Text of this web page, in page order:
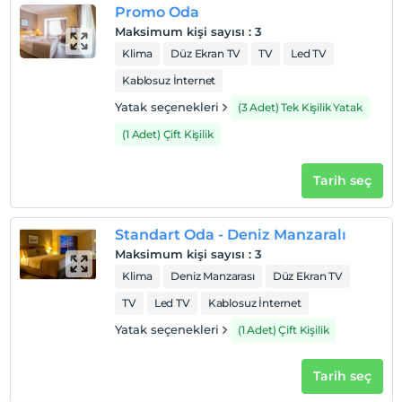
Haritada Göster
Check/out
En geç saat 12:00 ve öncesi
Evcil Hayvan
Evcil hayvan kabul edilmemektedir.
Odalarda sigara içilmez
Her bir oda için 11 yaşına kadar 1 çocuk ücretsizdir
Promo Oda
Maksimum kişi sayısı : 3
Klima Düz Ekran TV TV
Led TV
Kablosuz İnternet
Yatak seçenekleri
(3 Adet) Tek Kişilik Yatak
(1 Adet) Çift Kişilik
Tarih seç
Standart Oda - Deniz Manzaralı
Maksimum kişi sayısı : 3
Klima Deniz Manzarası
Düz Ekran TV
TV
Led TV Kablosuz İnternet
Yatak seçenekleri (1 Adet) Çift Kişilik
Tarih seç